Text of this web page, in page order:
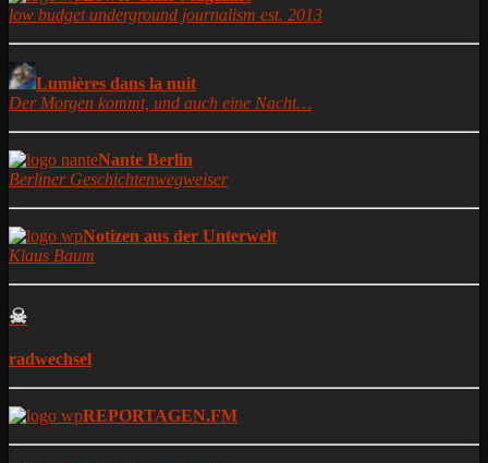
low budget underground journalism est. 2013
Lumières dans la nuit
Der Morgen kommt, und auch eine Nacht…
Nante Berlin
Berliner Geschichtenwegweiser
Notizen aus der Unterwelt
Klaus Baum
☠
radwechsel
REPORTAGEN.FM